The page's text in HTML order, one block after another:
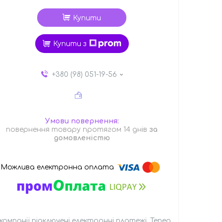
Купити
Купити з
+380 (98) 051-19-56
повернення товару протягом 14 днів за
домовленістю